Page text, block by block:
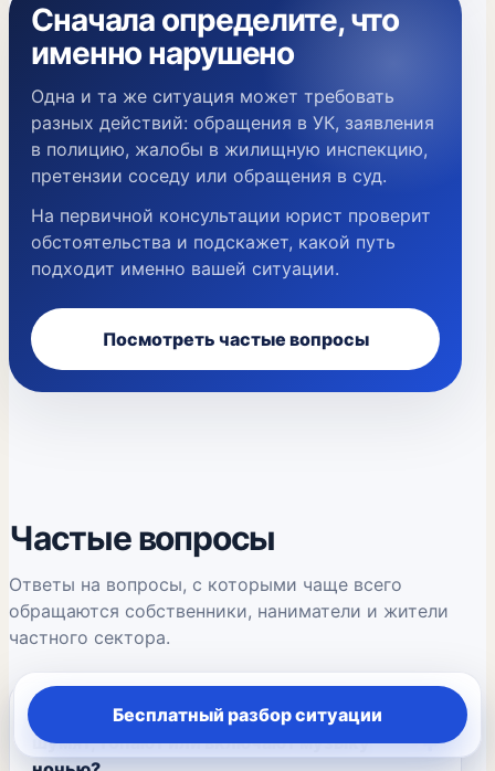
Сначала определите, что
именно нарушено
Одна и та же ситуация может требовать
разных действий: обращения в УК, заявления
в полицию, жалобы в жилищную инспекцию,
претензии соседу или обращения в суд.
На первичной консультации юрист проверит
обстоятельства и подскажет, какой путь
подходит именно вашей ситуации.
Посмотреть частые вопросы
Частые вопросы
Ответы на вопросы, с которыми чаще всего
обращаются собственники, наниматели и жители
частного сектора.
Что делать, если соседи постоянно
шумят, топают или включают музыку
Бесплатный разбор ситуации